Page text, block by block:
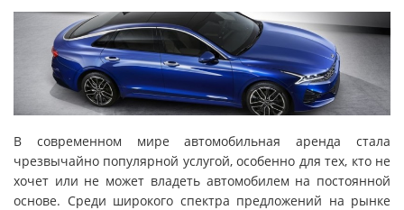
В современном мире автомобильная аренда стала
чрезвычайно популярной услугой, особенно для тех, кто не
хочет или не может владеть автомобилем на постоянной
основе. Среди широкого спектра предложений на рынке